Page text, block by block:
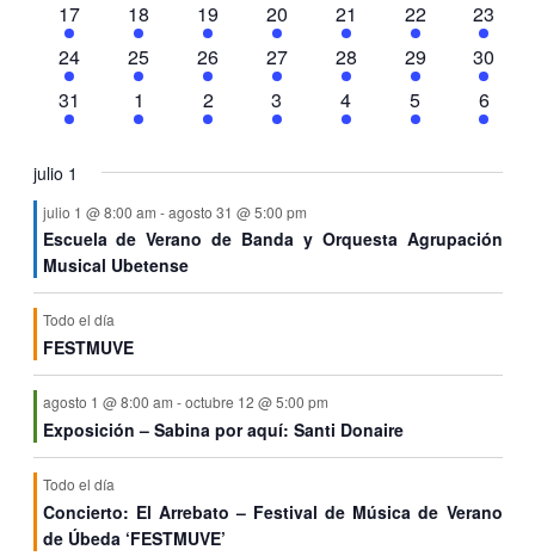
y
de
5
eventos
17
6
eventos
18
5
eventos
19
6
eventos
20
5
eventos
21
4
eventos
22
3
23
6
eventos
24
7
eventos
25
6
eventos
26
7
eventos
27
5
eventos
28
7
eventos
29
5
30
7
eventos
31
10
eventos
1
10
eventos
2
11
eventos
3
9
eventos
4
7
eventos
5
5
6
julio 1
julio 1 @ 8:00 am -agosto 31 @ 5:00 pm
Escuela de Verano de Banda y Orquesta Agrupación
Musical Ubetense
Todo el día
FESTMUVE
agosto 1 @ 8:00 am -octubre 12 @ 5:00 pm
Exposición – Sabina por aquí: Santi Donaire
Todo el día
Concierto: El Arrebato – Festival de Música de Verano
de Úbeda ‘FESTMUVE’